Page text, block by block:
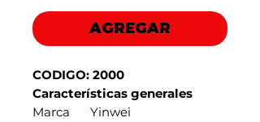
AGREGAR
CODIGO: 2000
Características generales
Marca
Yinwei